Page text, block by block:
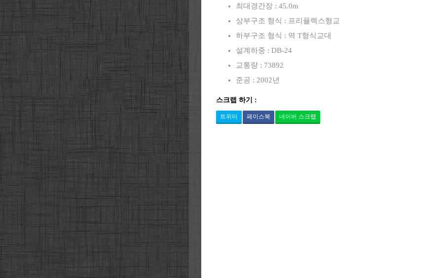
최대경간장 : 45.0m
상부구조 형식 : 프리플렉스형교
하부구조 형식 : 역 T형식교대
설계하중 : DB-24
교통량 : 73892
준공 : 2002년
스크랩 하기 :
트위터 페이스북 네이버 스크랩